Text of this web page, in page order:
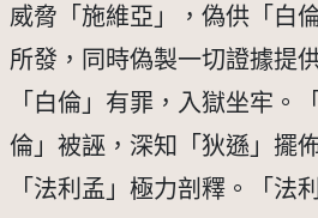
威脅「施維亞」，偽供「白
所發，同時偽製一切證據提
「白倫」有罪，入獄坐牢。
倫」被誣，深知「狄遜」擺
「法利孟」極力剖釋。「法